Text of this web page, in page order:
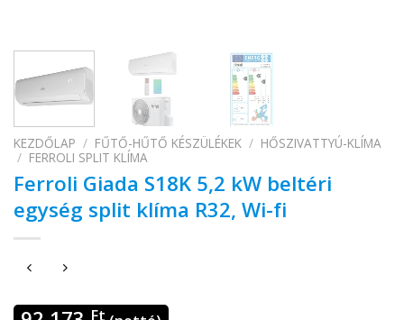
KEZDŐLAP / FŰTŐ-HŰTŐ KÉSZÜLÉKEK / HŐSZIVATTYÚ-KLÍMA
/ FERROLI SPLIT KLÍMA
Ferroli Giada S18K 5,2 kW beltéri
egység split klíma R32, Wi-fi
Ft